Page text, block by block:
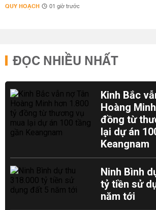
QUY HOẠCH 01 giờ trước
ĐỌC NHIỀU NHẤT
Kinh Bắc
Hoàng
đồng từ
lại dự án
Keangnam
Ninh Bình
tỷ tiền sử
năm tới